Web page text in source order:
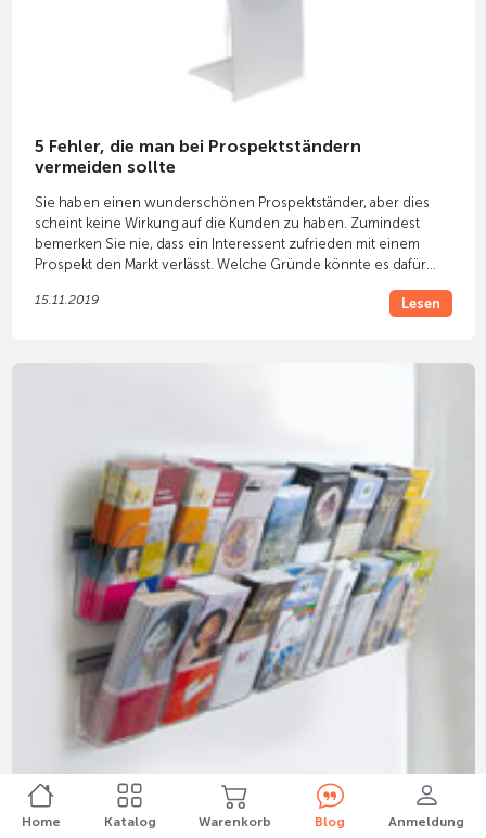
5 Fehler, die man bei Prospektständern
vermeiden sollte
Sie haben einen wunderschönen Prospektständer, aber dies
scheint keine Wirkung auf die Kunden zu haben. Zumindest
bemerken Sie nie, dass ein Interessent zufrieden mit einem
Prospekt den Markt verlässt. Welche Gründe könnte es dafür
15.11.2019
Lesen
Home Katalog Warenkorb Blog Anmeldung